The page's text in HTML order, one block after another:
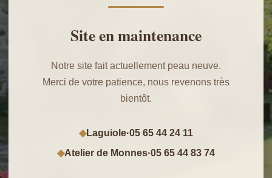
Site en maintenance
Notre site fait actuellement peau neuve.
Merci de votre patience, nous revenons très
bientôt.
◆Laguiole·05 65 44 24 11
◆Atelier de Monnes·05 65 44 83 74